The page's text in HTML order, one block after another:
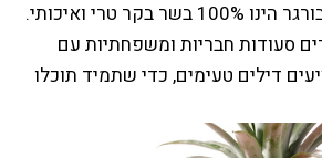
והבשר ממנו עשוי הבורגר הינו 100% בשר בקר טרי ואיכותי.
סעודות חבריות ומשפחתיות עם
דילים טעימים, כדי שתמיד תוכלו